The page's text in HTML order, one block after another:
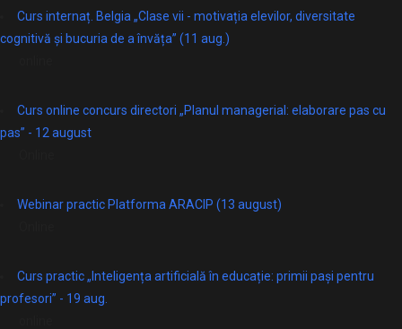
Curs internaț. Belgia „Clase vii - motivația elevilor, diversitate
cognitivă și bucuria de a învăța” (11 aug.)
Curs online concurs directori „Planul managerial: elaborare pas cu
pas” - 12 august
Webinar practic Platforma ARACIP (13 august)
Curs practic „Inteligența artificială în educație: primii pași pentru
profesori” - 19 aug.